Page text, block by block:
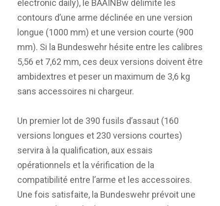
electronic daily), le BAAINBw délimite les
contours d’une arme déclinée en une version
longue (1000 mm) et une version courte (900
mm). Si la Bundeswehr hésite entre les calibres
5,56 et 7,62 mm, ces deux versions doivent être
ambidextres et peser un maximum de 3,6 kg
sans accessoires ni chargeur.
Un premier lot de 390 fusils d’assaut (160
versions longues et 230 versions courtes)
servira à la qualification, aux essais
opérationnels et la vérification de la
compatibilité entre l’arme et les accessoires.
Une fois satisfaite, la Bundeswehr prévoit une